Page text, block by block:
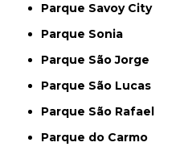
Parque Savoy City
Parque Sonia
Parque São Jorge
Parque São Lucas
Parque São Rafael
Parque do Carmo